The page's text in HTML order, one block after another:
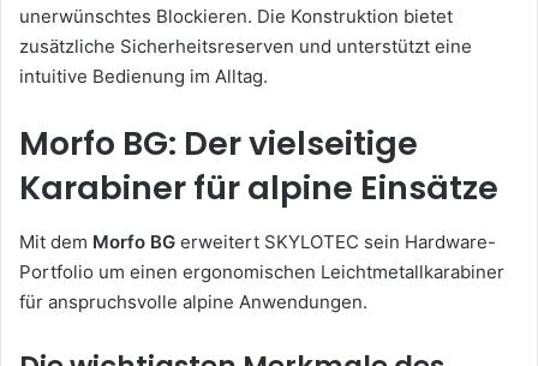
unerwünschtes Blockieren. Die Konstruktion bietet
zusätzliche Sicherheitsreserven und unterstützt eine
intuitive Bedienung im Alltag.
Morfo BG: Der vielseitige
Karabiner für alpine Einsätze
Mit dem Morfo BG erweitert SKYLOTEC sein Hardware-
Portfolio um einen ergonomischen Leichtmetallkarabiner
für anspruchsvolle alpine Anwendungen.